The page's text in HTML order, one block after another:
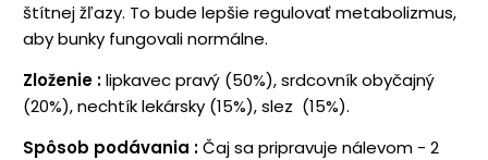
štítnej žľazy. To bude lepšie regulovať metabolizmus,
aby bunky fungovali normálne.
Zloženie :lipkavec pravý (50%), srdcovník obyčajný
(20%), nechtík lekársky (15%), slez (15%).
Spôsob podávania :Čaj sa pripravuje nálevom - 2